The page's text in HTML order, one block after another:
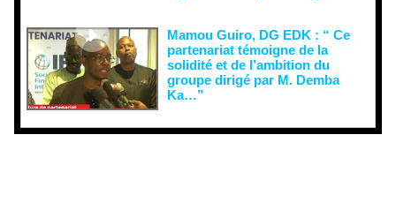
Mamou Guiro, DG EDK : “ Ce
partenariat témoigne de la
solidité et de l’ambition du
groupe dirigé par M. Demba
Ka…”